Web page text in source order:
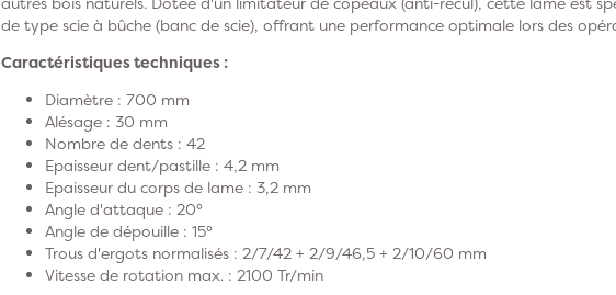
de type scie à bûche (banc de scie), offrant une performance optimale lors des
Caractéristiques techniques :
Diamètre : 700 mm
Alésage : 30 mm
Nombre de dents : 42
Epaisseur dent/pastille : 4,2 mm
Epaisseur du corps de lame : 3,2 mm
Angle d'attaque : 20°
Angle de dépouille : 15°
Trous d'ergots normalisés : 2/7/42 + 2/9/46,5 + 2/10/60 mm
Vitesse de rotation max. : 2100 Tr/min